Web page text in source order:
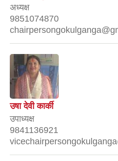
अध्यक्ष
9851074870
उषा देवी कार्की
उपाध्यक्ष
9841136921